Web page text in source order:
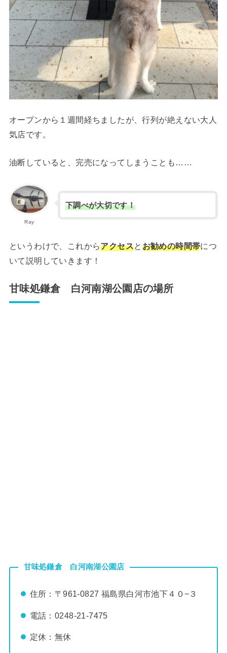
オープンから１週間経ちましたが、行列が絶えない大人
気店です。
油断していると、完売になってしまうことも……
Ray
下調べが大切です！
というわけで、これからアクセスと お勧めの時間帯につ
いて説明していきます！
甘味処鎌倉 白河南湖公園店の場所
甘味処鎌倉 白河南湖公園店
住所：〒961-0827 福島県白河市池下４０−３
電話： 0248-21-7475
定休：無休